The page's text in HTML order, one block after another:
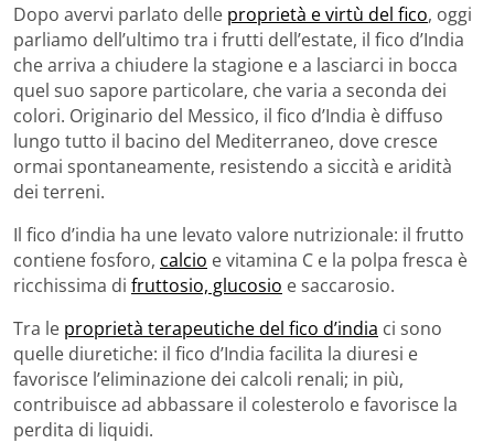
Dopo avervi parlato delle proprietà e virtù del fico, oggi
parliamo dell’ultimo tra i frutti dell’estate, il fico d’India
che arriva a chiudere la stagione e a lasciarci in bocca
quel suo sapore particolare, che varia a seconda dei
colori. Originario del Messico, il fico d’India è diffuso
lungo tutto il bacino del Mediterraneo, dove cresce
ormai spontaneamente, resistendo a siccità e aridità
dei terreni.
Il fico d’india ha une levato valore nutrizionale: il frutto
contiene fosforo, calcio e vitamina C e la polpa fresca è
ricchissima di fruttosio, glucosio e saccarosio.
Tra le proprietà terapeutiche del fico d’india ci sono
quelle diuretiche: il fico d’India facilita la diuresi e
favorisce l’eliminazione dei calcoli renali; in più,
contribuisce ad abbassare il colesterolo e favorisce la
perdita di liquidi.